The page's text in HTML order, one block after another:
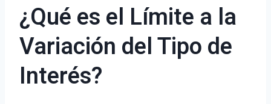
¿Qué es el Límite a la
Variación del Tipo de
Interés?